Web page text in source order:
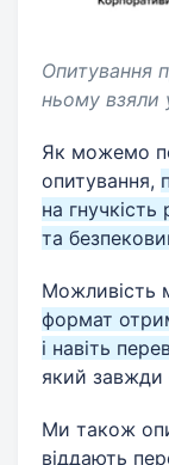
Опитування
ньому взяли
Як можемо
опитування,
на
та
Можливість
формат
і навіть
який завжди
Ми також
віддають